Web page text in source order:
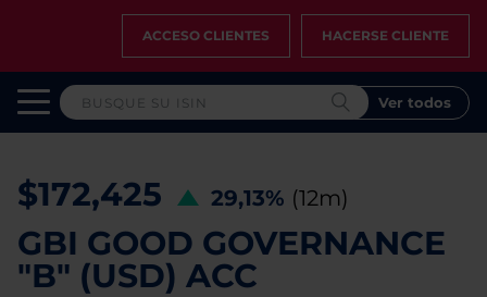
ACCESO CLIENTES HACERSE CLIENTE
Ver todos
$172,425 29,13% (12m)
GBI GOOD GOVERNANCE
"B" (USD) ACC